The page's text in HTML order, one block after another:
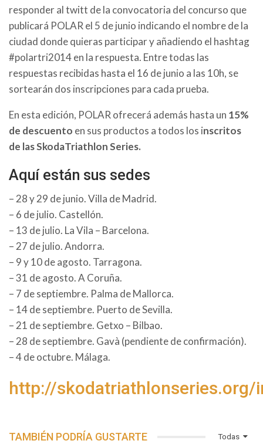
responder al twitt de la convocatoria del concurso que
publicará POLAR el 5 de junio indicando el nombre de la
ciudad donde quieras participar y añadiendo el hashtag
#polartri2014 en la respuesta. Entre todas las
respuestas recibidas hasta el 16 de junio a las 10h, se
sortearán dos inscripciones para cada prueba.
En esta edición, POLAR ofrecerá además hasta un 15%
de descuento en sus productos a todos los inscritos
de las SkodaTriathlon Series.
Aquí están sus sedes
– 28 y 29 de junio. Villa de Madrid.
– 6 de julio. Castellón.
– 13 de julio. La Vila – Barcelona.
– 27 de julio. Andorra.
– 9 y 10 de agosto. Tarragona.
– 31 de agosto. A Coruña.
– 7 de septiembre. Palma de Mallorca.
– 14 de septiembre. Puerto de Sevilla.
– 21 de septiembre. Getxo – Bilbao.
– 28 de septiembre. Gavà (pendiente de confirmación).
– 4 de octubre. Málaga.
http://skodatriathlonseries.org/
Todas
TAMBIÉN PODRÍA GUSTARTE